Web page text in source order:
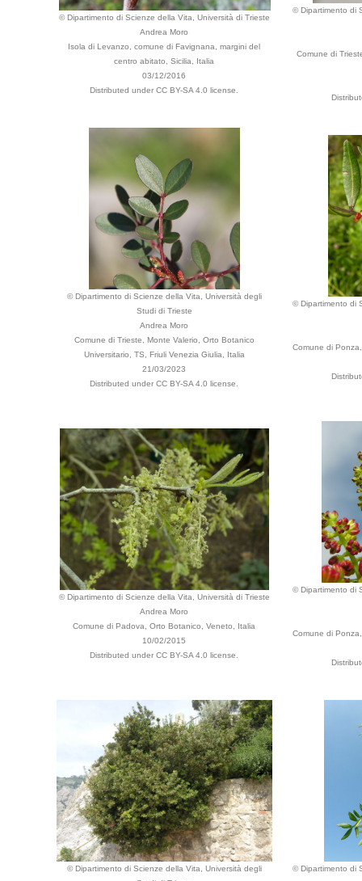
© Dipartimento di Scienze della Vita, Università di Trieste
Andrea Moro
Isola di Levanzo, comune di Favignana, margini del
centro abitato, Sicilia, Italia
03/12/2016
Distributed under CC BY-SA 4.0 license.
© Dipartimento di
Comune di
© Dipartimento di Scienze della Vita, Università degli
Studi di Trieste
Andrea Moro
Comune di Trieste, Monte Valerio, Orto Botanico
Universitario, TS, Friuli Venezia Giulia, Italia
21/03/2023
Distributed under CC BY-SA 4.0 license.
© Dipartimento di
Comune di
© Dipartimento di Scienze della Vita, Università di Trieste
Andrea Moro
Comune di Padova, Orto Botanico, Veneto, Italia
10/02/2015
Distributed under CC BY-SA 4.0 license.
© Dipartimento di
Comune di
© Dipartimento di Scienze della Vita, Università degli
© Dipartimento di